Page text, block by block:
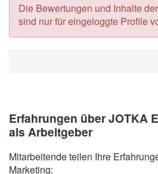
Die Bewertungen und Inhalte
sind nur für eingeloggte Profile
Erfahrungen über JOTKA
als Arbeitgeber
Mitarbeitende teilen Ihre
Marketing: